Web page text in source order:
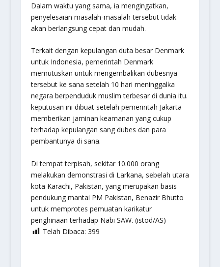
Dalam waktu yang sama, ia mengingatkan,
penyelesaian masalah-masalah tersebut tidak
akan berlangsung cepat dan mudah.
Terkait dengan kepulangan duta besar Denmark
untuk Indonesia, pemerintah Denmark
memutuskan untuk mengembalikan dubesnya
tersebut ke sana setelah 10 hari meninggalka
negara berpenduduk muslim terbesar di dunia itu.
keputusan ini dibuat setelah pemerintah Jakarta
memberikan jaminan keamanan yang cukup
terhadap kepulangan sang dubes dan para
pembantunya di sana.
Di tempat terpisah, sekitar 10.000 orang
melakukan demonstrasi di Larkana, sebelah utara
kota Karachi, Pakistan, yang merupakan basis
pendukung mantai PM Pakistan, Benazir Bhutto
untuk memprotes pemuatan karikatur
penghinaan terhadap Nabi SAW. (istod/AS)
Telah Dibaca: 399